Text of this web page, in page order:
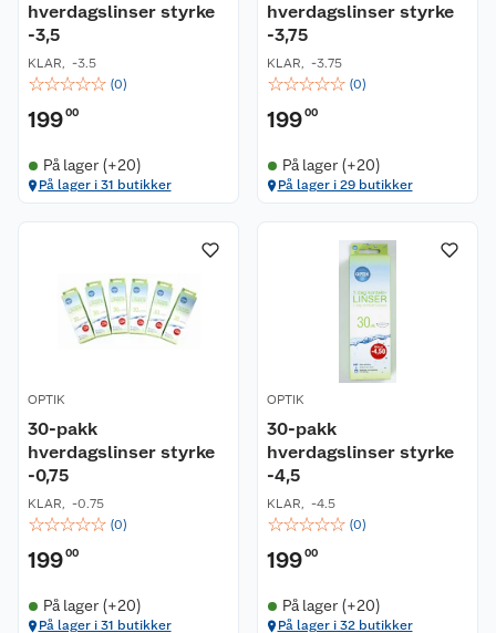
hverdagslinser styrke
-3,5
KLAR, -3.5
☆☆☆☆☆ (0)
19900
På lager (+20)
På lager i 31 butikker
hverdagslinser styrke
-3,75
KLAR, -3.75
☆☆☆☆☆ (0)
19900
På lager (+20)
På lager i 29 butikker
OPTIK
30-pakk
hverdagslinser styrke
-0,75
KLAR, -0.75
☆☆☆☆☆ (0)
19900
På lager (+20)
På lager i 31 butikker
OPTIK
30-pakk
hverdagslinser styrke
-4,5
KLAR, -4.5
☆☆☆☆☆ (0)
19900
På lager (+20)
På lager i 32 butikker